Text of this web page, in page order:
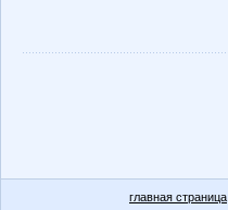
главная страница